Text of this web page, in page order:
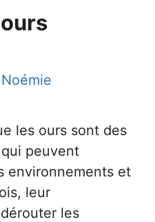
Noémie
les ours sont des
peuvent
environnements et
leur
les